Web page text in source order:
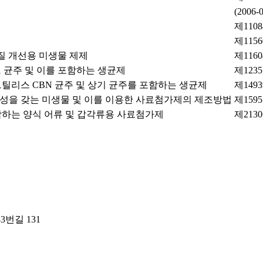
(2006-
제
제
개선용 미생물 제제
제
주 및 이를 포함하는 생균제
제
리스 CBN 균주 및 상기 균주를 포함하는 생균제
제
을 갖는 미생물 및 이를 이용한 사료첨가제의 제조방법 제
는 양식 어류 및 갑각류용 사료첨가제
제
번길 131